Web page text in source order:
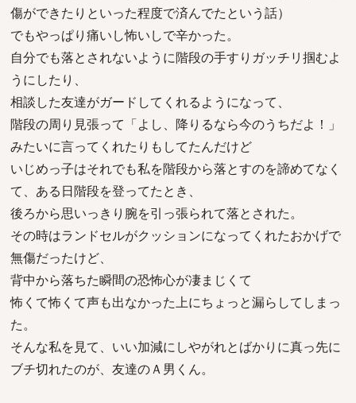
傷ができたりといった程度で済んでたという話）
でもやっぱり痛いし怖いしで辛かった。
自分でも落とされないように階段の手すりガッチリ掴むよ
うにしたり、
相談した友達がガードしてくれるようになって、
階段の周り見張って「よし、降りるなら今のうちだよ！」
みたいに言ってくれたりもしてたんだけど
いじめっ子はそれでも私を階段から落とすのを諦めてなく
て、ある日階段を登ってたとき、
後ろから思いっきり腕を引っ張られて落とされた。
その時はランドセルがクッションになってくれたおかげで
無傷だったけど、
背中から落ちた瞬間の恐怖心が凄まじくて
怖くて怖くて声も出なかった上にちょっと漏らしてしまっ
た。
そんな私を見て、いい加減にしやがれとばかりに真っ先に
ブチ切れたのが、友達のＡ男くん。